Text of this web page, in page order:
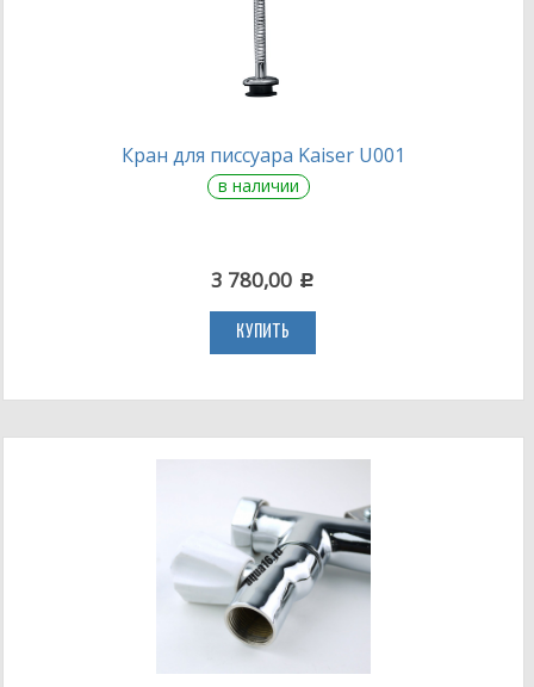
Кран для писсуара Kaiser U001
в наличии
3 780,00 c
КУПИТЬ